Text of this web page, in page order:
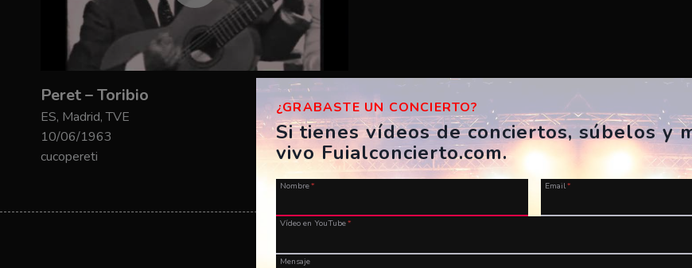
Peret – Toribio
ES, Madrid, TVE
10/06/1963
cucopereti
¿GRABASTE UN CONCIERTO?
Si tienes vídeos de conciertos, súbelos y
vivo Fuialconcierto.com.
Nombre* Email*
Vídeo en YouTube*
Mensaje